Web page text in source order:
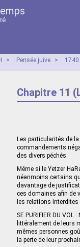
> Pensée juive >
Chapitre 11
Les particularités de
commandements
des divers péchés.
Même si le Yetzer
néanmoins certains
davantage de
ces domaines afin de
les relations interdites
SE PURIFIER DU
littéralement de leurs
mêmes personnes
la perte de leur